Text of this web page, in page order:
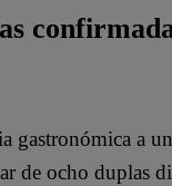
gastronómica a
de ocho duplas